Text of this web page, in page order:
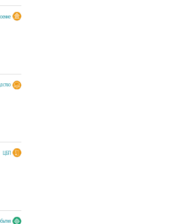
ЦБП